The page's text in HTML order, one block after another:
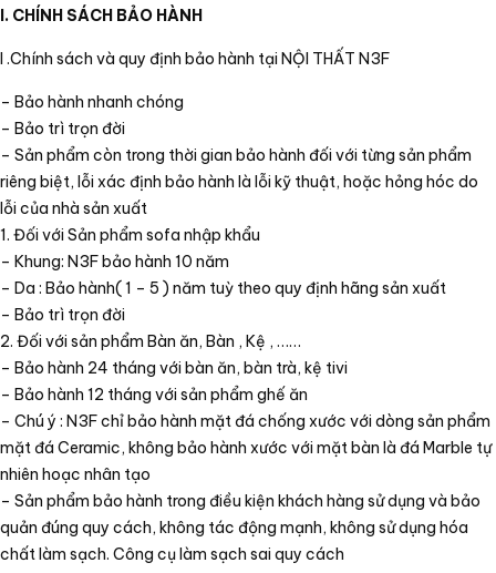
I. CHÍNH SÁCH BẢO HÀNH
I .Chính sách và quy định bảo hành tại NỘI THẤT N3F
– Bảo hành nhanh chóng
– Bảo trì trọn đời
– Sản phẩm còn trong thời gian bảo hành đối với từng sản phẩm
riêng biệt, lỗi xác định bảo hành là lỗi kỹ thuật, hoặc hỏng hóc do
lỗi của nhà sản xuất
1. Đối với Sản phẩm sofa nhập khẩu
– Khung: N3F bảo hành 10 năm
– Da : Bảo hành( 1 – 5 ) năm tuỳ theo quy định hãng sản xuất
– Bảo trì trọn đời
2. Đối với sản phẩm Bàn ăn, Bàn , Kệ , ……
– Bảo hành 24 tháng với bàn ăn, bàn trà, kệ tivi
– Bảo hành 12 tháng với sản phẩm ghế ăn
– Chú ý : N3F chỉ bảo hành mặt đá chống xước với dòng sản phẩm
mặt đá Ceramic, không bảo hành xước với mặt bàn là đá Marble tự
nhiên hoạc nhân tạo
– Sản phẩm bảo hành trong điều kiện khách hàng sử dụng và bảo
quản đúng quy cách, không tác động mạnh, không sử dụng hóa
chất làm sạch. Công cụ làm sạch sai quy cách